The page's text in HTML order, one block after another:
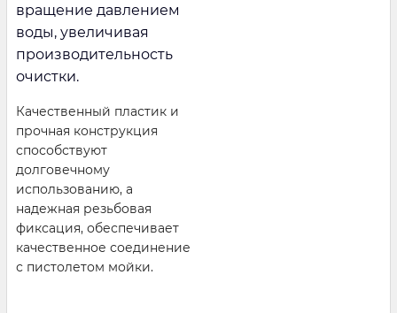
вращение давлением
воды, увеличивая
производительность
очистки.
Качественный пластик и
прочная конструкция
способствуют
долговечному
использованию, а
надежная резьбовая
фиксация, обеспечивает
качественное соединение
с пистолетом мойки.